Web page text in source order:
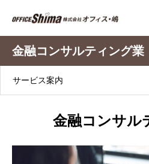
金融コンサルティング業
サービス案内
金融コンサル